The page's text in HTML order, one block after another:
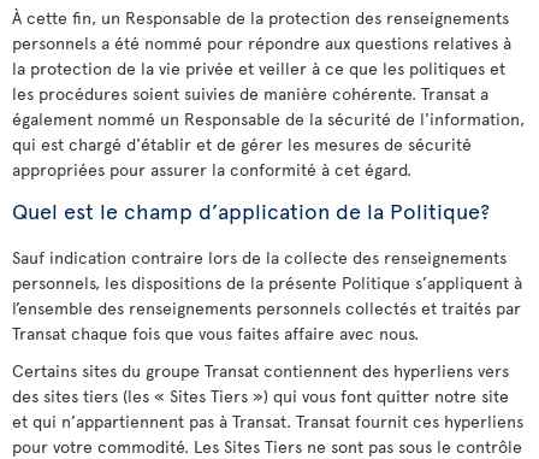
À cette fin, un Responsable de la protection des renseignements
personnels a été nommé pour répondre aux questions relatives à
la protection de la vie privée et veiller à ce que les politiques et
les procédures soient suivies de manière cohérente. Transat a
également nommé un Responsable de la sécurité de l'information,
qui est chargé d'établir et de gérer les mesures de sécurité
appropriées pour assurer la conformité à cet égard.
Quel est le champ d’application de la Politique?
Sauf indication contraire lors de la collecte des renseignements
personnels, les dispositions de la présente Politique s’appliquent à
l’ensemble des renseignements personnels collectés et traités par
Transat chaque fois que vous faites affaire avec nous.
Certains sites du groupe Transat contiennent des hyperliens vers
des sites tiers (les « Sites Tiers ») qui vous font quitter notre site
et qui n’appartiennent pas à Transat. Transat fournit ces hyperliens
pour votre commodité. Les Sites Tiers ne sont pas sous le contrôle